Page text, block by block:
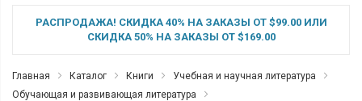
РАСПРОДАЖА! СКИДКА 40% НА ЗАКАЗЫ ОТ $99.00 ИЛИ
СКИДКА 50% НА ЗАКАЗЫ ОТ $169.00
Главная Каталог Книги
Учебная и научная литература
Обучающая и развивающая литература